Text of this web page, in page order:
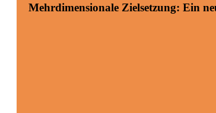
Mehrdimensionale Zielsetzung: Ein